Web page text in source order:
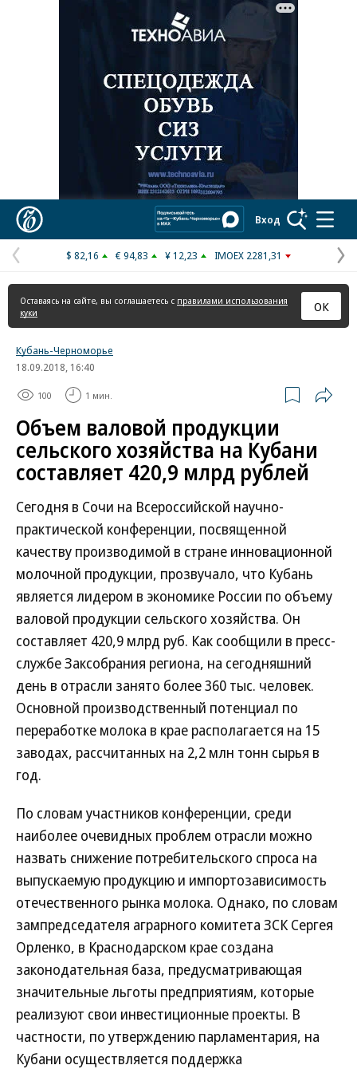
Реклама в «Ъ» www.kommersant.ru/ad
Вход
Предыдущая
страница
$ 82,16 € 94,83 ¥ 12,23 IMOEX 2281,31
Оставаясь на сайте, вы соглашаетесь с правилами использования
куки
ОК
Кубань-Черноморье
18.09.2018, 16:40
100 1 мин.
Объем валовой продукции
сельского хозяйства на Кубани
составляет 420,9 млрд рублей
Сегодня в Сочи на Всероссийской научно-
практической конференции, посвященной
качеству производимой в стране инновационной
молочной продукции, прозвучало, что Кубань
является лидером в экономике России по объему
валовой продукции сельского хозяйства. Он
составляет 420,9 млрд руб. Как сообщили в пресс-
службе Заксобрания региона, на сегодняшний
день в отрасли занято более 360 тыс. человек.
Основной производственный потенциал по
переработке молока в крае располагается на 15
заводах, рассчитанных на 2,2 млн тонн сырья в
год.
По словам участников конференции, среди
наиболее очевидных проблем отрасли можно
назвать снижение потребительского спроса на
выпускаемую продукцию и импортозависимость
отечественного рынка молока. Однако, по словам
зампредседателя аграрного комитета ЗСК Сергея
Орленко, в Краснодарском крае создана
законодательная база, предусматривающая
значительные льготы предприятиям, которые
реализуют свои инвестиционные проекты. В
частности, по утверждению парламентария, на
Кубани осуществляется поддержка